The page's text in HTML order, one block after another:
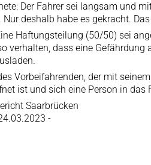
Der Fahrer sei langsam und
Nur deshalb habe es gekracht.
Haftungsteilung (50/50) sei
verhalten, dass eine
Vorbeifahrenden, der mit
ist und sich eine Person in das
Saarbrücken
-